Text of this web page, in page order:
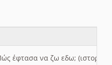
έφτασα να ζω εδω; (ιστορια)